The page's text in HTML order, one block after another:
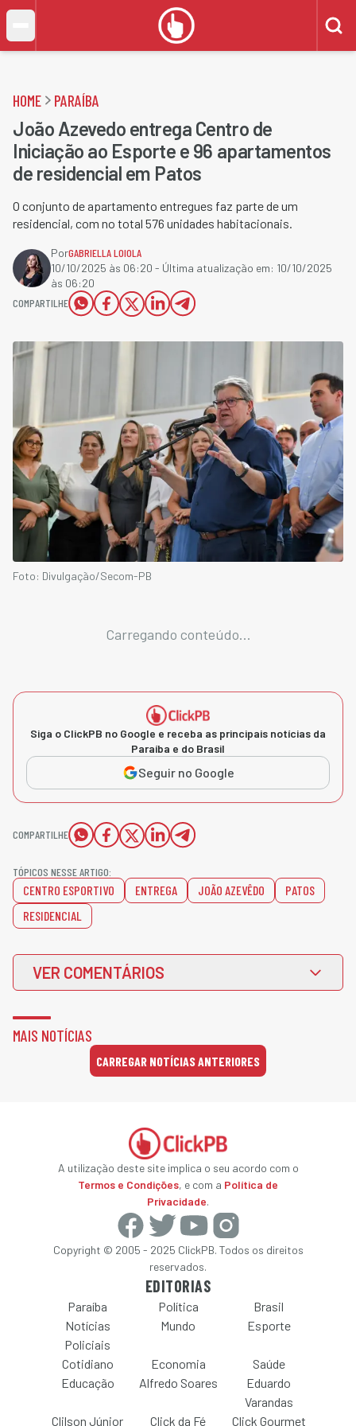
HOME PARAÍBA
João Azevedo entrega Centro de
Iniciação ao Esporte e 96 apartamentos
de residencial em Patos
O conjunto de apartamento entregues faz parte de um
residencial, com no total 576 unidades habitacionais.
PorGABRIELLA LOIOLA
10/10/2025 às 06:20 - Última atualização em: 10/10/2025
às 06:20
COMPARTILHE
Foto: Divulgação/Secom-PB
Carregando conteúdo...
Siga o ClickPB no Google e receba as principais notícias da
Paraíba e do Brasil
Seguir no Google
COMPARTILHE
TÓPICOS NESSE ARTIGO:
CENTRO ESPORTIVO ENTREGA JOÃO AZEVÊDO
PATOS
RESIDENCIAL
VER COMENTÁRIOS
MAIS NOTÍCIAS
CARREGAR NOTÍCIAS ANTERIORES
A utilização deste site implica o seu acordo com o
Termos e Condições, e com a Política de
Privacidade.
Copyright © 2005 - 2025 ClickPB. Todos os direitos
reservados.
EDITORIAS
Paraíba Política
Brasil
Notícias
Policiais
Mundo Esporte
Cotidiano Economia
Saúde
Educação
Alfredo Soares
Eduardo
Varandas
Clilson Júnior
Click da Fé Click Gourmet